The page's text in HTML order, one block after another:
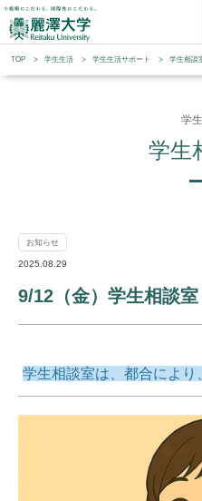
TOP 学生生活 学⽣⽣活サポート 学生相談
学
学生
お知らせ
2025.08.29
9/12（金）学生相談
学生相談室は、都合により